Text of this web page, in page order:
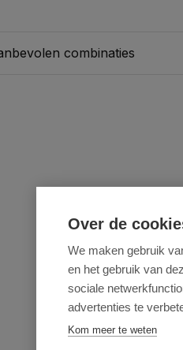
combinaties
Over de
We maken gebruik
en het gebruik van
sociale
advertenties te
Kom meer te weten